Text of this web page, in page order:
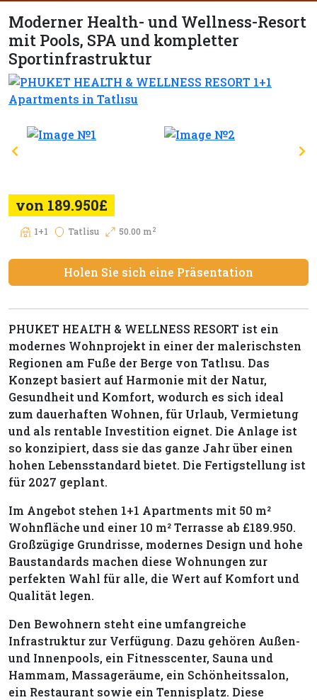
Moderner Health- und Wellness-Resort
mit Pools, SPA und kompletter
Sportinfrastruktur
von 189.950£
1+1 Tatlisu 50.00 m2
Holen Sie sich eine Präsentation
PHUKET HEALTH & WELLNESS RESORT ist ein
modernes Wohnprojekt in einer der malerischsten
Regionen am Fuße der Berge von Tatlısu. Das
Konzept basiert auf Harmonie mit der Natur,
Gesundheit und Komfort, wodurch es sich ideal
zum dauerhaften Wohnen, für Urlaub, Vermietung
und als rentable Investition eignet. Die Anlage ist
so konzipiert, dass sie das ganze Jahr über einen
hohen Lebensstandard bietet. Die Fertigstellung ist
für 2027 geplant.
Im Angebot stehen 1+1 Apartments mit 50 m²
Wohnfläche und einer 10 m² Terrasse ab £189.950.
Großzügige Grundrisse, modernes Design und hohe
Baustandards machen diese Wohnungen zur
perfekten Wahl für alle, die Wert auf Komfort und
Qualität legen.
Den Bewohnern steht eine umfangreiche
Infrastruktur zur Verfügung. Dazu gehören Außen-
und Innenpools, ein Fitnesscenter, Sauna und
Hammam, Massageräume, ein Schönheitssalon,
ein Restaurant sowie ein Tennisplatz. Diese